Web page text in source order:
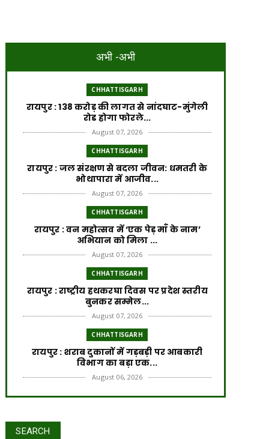
अभी -अभी
CHHATTISGARH
रायपुर : 138 करोड़ की लागत से नांदघाट-मुंगेली
रोड होगा फोरले...
August 07, 2026
CHHATTISGARH
रायपुर : जल संरक्षण से बदला जीवन: धमतरी के
भोथापारा में आजीव...
August 07, 2026
CHHATTISGARH
रायपुर : वन महोत्सव में ‘एक पेड़ माँ के नाम’
अभियान को मिला ...
August 07, 2026
CHHATTISGARH
रायपुर : राष्ट्रीय हथकरघा दिवस पर प्रदेश स्तरीय
बुनकर सम्मेल...
August 07, 2026
CHHATTISGARH
रायपुर : शराब दुकानों में गड़बड़ी पर आबकारी
विभाग का बड़ा एक...
August 06, 2026
CHHATTISGARH
SEARCH
रायपुर : वर्ष 2024-25 में जल जीवन